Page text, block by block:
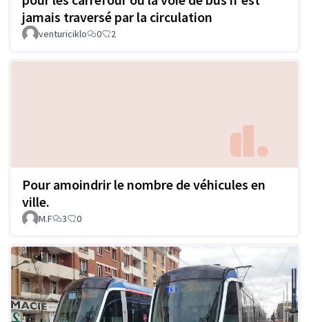
jamais traversé par la circulation
venturiciklo 0 2
Pour amoindrir le nombre de véhicules en
ville.
M.F 3 0